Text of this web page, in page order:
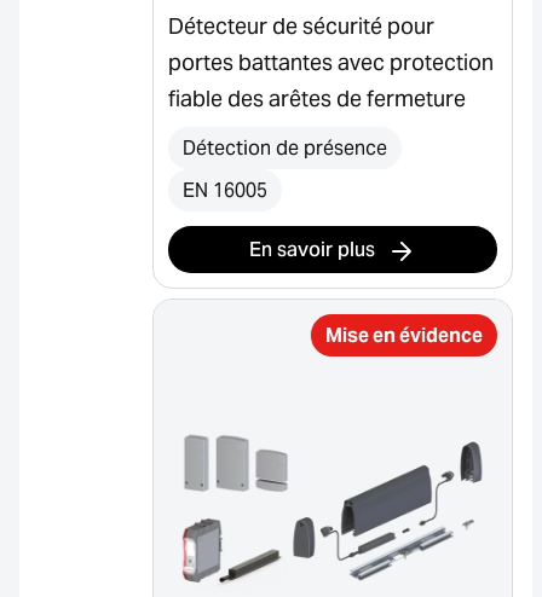
Détecteur de sécurité pour
portes battantes avec protection
fiable des arêtes de fermeture
Détection de présence
EN 16005
En savoir plus
Mise en évidence